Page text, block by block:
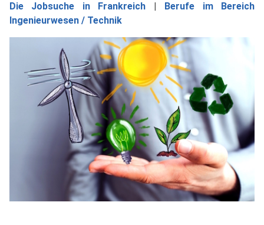
Die Jobsuche in Frankreich
Berufe im Bereich
Ingenieurwesen / Technik